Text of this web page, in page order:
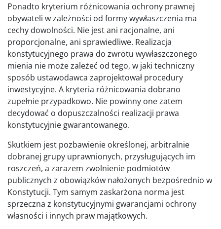
Ponadto kryterium różnicowania ochrony prawnej
obywateli w zależności od formy wywłaszczenia ma
cechy dowolności. Nie jest ani racjonalne, ani
proporcjonalne, ani sprawiedliwe. Realizacja
konstytucyjnego prawa do zwrotu wywłaszczonego
mienia nie może zależeć od tego, w jaki techniczny
sposób ustawodawca zaprojektował procedury
inwestycyjne. A kryteria różnicowania dobrano
zupełnie przypadkowo. Nie powinny one zatem
decydować o dopuszczalności realizacji prawa
konstytucyjnie gwarantowanego.
Skutkiem jest pozbawienie określonej, arbitralnie
dobranej grupy uprawnionych, przysługujących im
roszczeń, a zarazem zwolnienie podmiotów
publicznych z obowiązków nałożonych bezpośrednio w
Konstytucji. Tym samym zaskarżona norma jest
sprzeczna z konstytucyjnymi gwarancjami ochrony
własności i innych praw majątkowych.